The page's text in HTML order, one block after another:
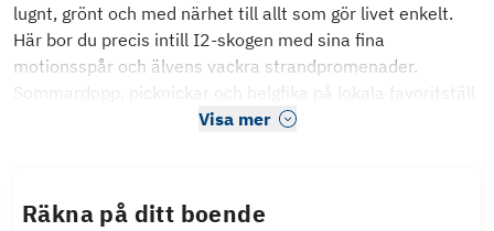
lugnt, grönt och med närhet till allt som gör livet enkelt.
Här bor du precis intill I2-skogen med sina fina
motionsspår och älvens vackra strandpromenader.
Sommardopp, picknickar och helgfika på lokala favoritställ
Visa mer
Räkna på ditt boende